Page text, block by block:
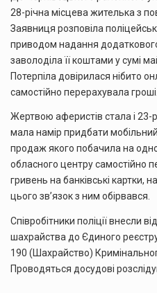
28-річна місцева жителька з
Заявниця розповіла
приводом надання додаткового
заволоділа її коштами у сумі
Потерпіла довірилася нібито
самостійно перерахувала гроші.
Жертвою аферистів стала і 23-
мала намір придбати
продаж якого побачила на
обласного центру самостійно
гривень на банківські картки,
цього зв’язок з ним обірвався.
Співробітники поліції внесли
шахрайства до Єдиного
190 (Шахрайство)
Проводяться досудові